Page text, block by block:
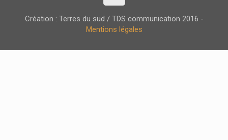
Création : Terres du sud / TDS communication 2016 -
Mentions légales